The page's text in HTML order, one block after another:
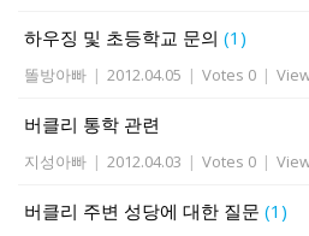
하우징 및 초등학교 문의 (1)
똘방아빠 | 2012.04.05 | Votes 0 |
버클리 통학 관련
지성아빠 | 2012.04.03 | Votes 0 |
버클리 주변 성당에 대한 질문 (1)